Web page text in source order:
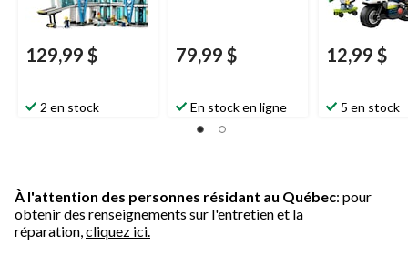
129,99 $
2 en stock
79,99 $
En stock en ligne
12,99 $
5 en stock
À l'attention des personnes résidant au Québec: pour
obtenir des renseignements sur l'entretien et la
réparation, cliquez ici.